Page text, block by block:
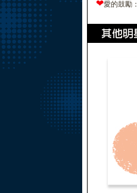
❤愛的鼓勵：